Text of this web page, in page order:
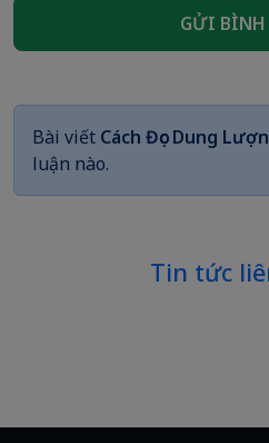
GỬI BÌNH
Bài viết Cách Đọc Dung
luận nào.
Tin tức